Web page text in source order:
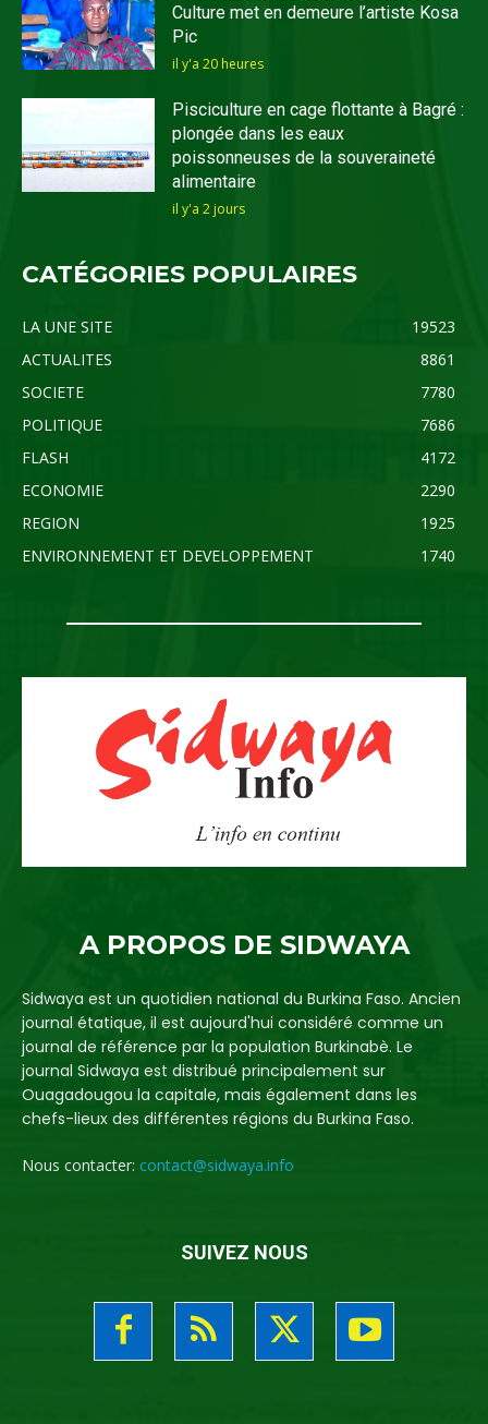
Culture met en demeure l’artiste Kosa
Pic
il y'a 20 heures
Pisciculture en cage flottante à Bagré :
plongée dans les eaux
poissonneuses de la souveraineté
alimentaire
il y'a 2 jours
CATÉGORIES POPULAIRES
LA UNE SITE
19523
ACTUALITES
8861
SOCIETE
7780
POLITIQUE
7686
FLASH
4172
ECONOMIE
2290
REGION
1925
ENVIRONNEMENT ET DEVELOPPEMENT
1740
A PROPOS DE SIDWAYA
Sidwaya est un quotidien national du Burkina Faso. Ancien
journal étatique, il est aujourd'hui considéré comme un
journal de référence par la population Burkinabè. Le
journal Sidwaya est distribué principalement sur
Ouagadougou la capitale, mais également dans les
chefs-lieux des différentes régions du Burkina Faso.
Nous contacter: contact@sidwaya.info
SUIVEZ NOUS